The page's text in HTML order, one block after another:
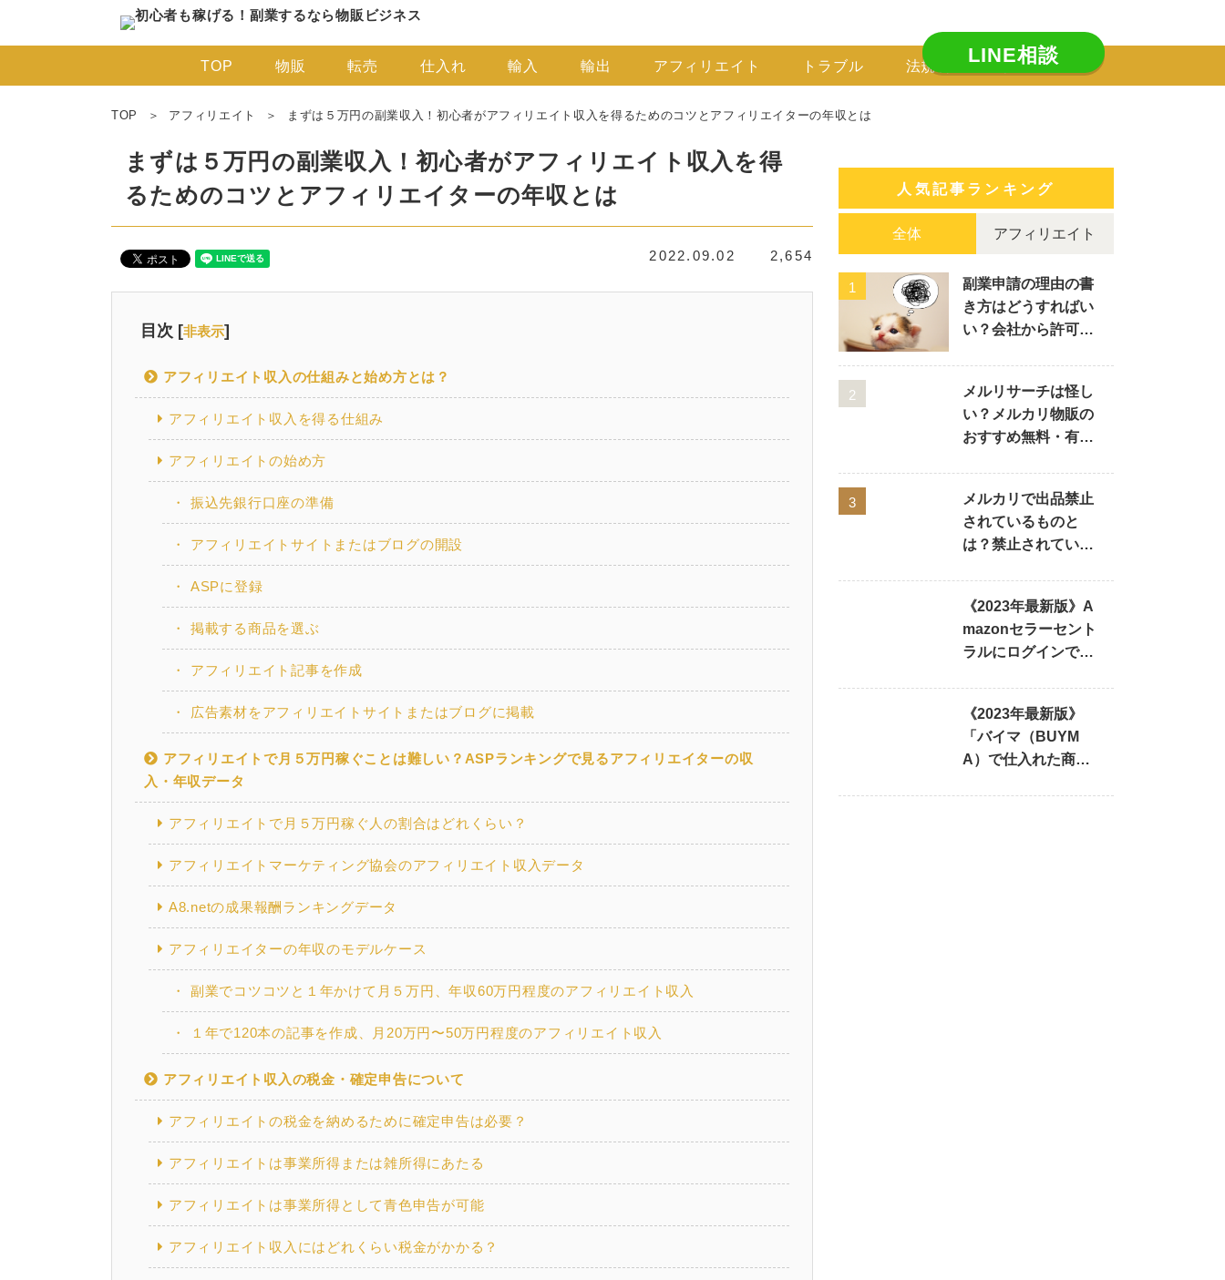
LINE相談
TOP 物販 転売 仕入れ 輸入 輸出 アフィリエイト トラブル 法規制 副業
TOP アフィリエイト まずは５万円の副業収入！初心者がアフィリエイト収入を得るためのコツとアフィリエイターの年収とは
まずは５万円の副業収入！初心者がアフィリエイト収入を得
るためのコツとアフィリエイターの年収とは
2022.09.02 2,654
目次 [非表示]
アフィリエイト収入の仕組みと始め方とは？
アフィリエイト収入を得る仕組み
アフィリエイトの始め方
振込先銀行口座の準備
アフィリエイトサイトまたはブログの開設
ASPに登録
掲載する商品を選ぶ
アフィリエイト記事を作成
広告素材をアフィリエイトサイトまたはブログに掲載
アフィリエイトで月５万円稼ぐことは難しい？ASPランキングで見るアフィリエイターの収
入・年収データ
アフィリエイトで月５万円稼ぐ人の割合はどれくらい？
アフィリエイトマーケティング協会のアフィリエイト収入データ
A8.netの成果報酬ランキングデータ
アフィリエイターの年収のモデルケース
副業でコツコツと１年かけて月５万円、年収60万円程度のアフィリエイト収入
１年で120本の記事を作成、月20万円〜50万円程度のアフィリエイト収入
アフィリエイト収入の税金・確定申告について
アフィリエイトの税金を納めるために確定申告は必要？
アフィリエイトは事業所得または雑所得にあたる
アフィリエイトは事業所得として青色申告が可能
アフィリエイト収入にはどれくらい税金がかかる？
人気記事ランキング
全体 アフィリエイト
1
副業申請の理由の書
き方はどうすればい
い？会社から許可が
2
メルリサーチは怪し
い？メルカリ物販の
おすすめ無料・有料
3
メルカリで出品禁止
されているものと
は？禁止されている
《2023年最新版》A
mazonセラーセント
ラルにログインでき
は？
《2023年最新版》
「バイマ（BUYM
A）で仕入れた商品